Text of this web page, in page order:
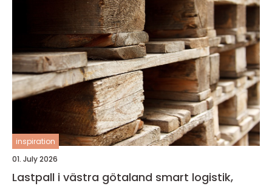
inspiration
01. July 2026
Lastpall i västra götaland smart logistik,